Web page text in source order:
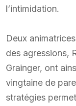
l’intimidation.
Deux
des agressions,
Grainger, ont
vingtaine de
stratégies